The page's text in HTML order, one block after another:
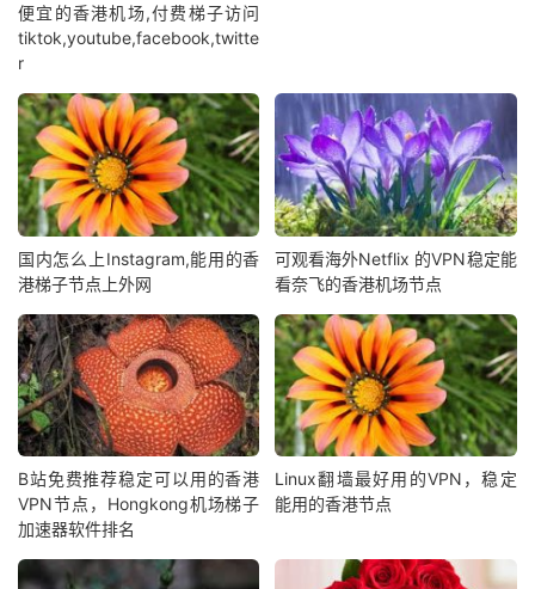
便宜的香港机场,付费梯子访问
tiktok,youtube,facebook,twitte
r
国内怎么上Instagram,能用的香
港梯子节点上外网
可观看海外Netflix 的VPN稳定能
看奈飞的香港机场节点
B站免费推荐稳定可以用的香港
VPN节点，Hongkong机场梯子
加速器软件排名
Linux翻墙最好用的VPN，稳定
能用的香港节点